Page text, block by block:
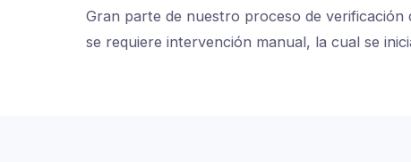
Gran parte de nuestro proceso de verificación
se requiere intervención manual, la cual se